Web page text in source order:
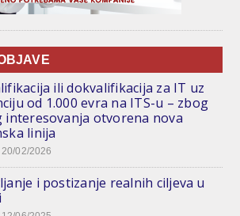
ili dokvalifikacija za IT uz
od 1.000 evra na ITS-u – zbog
interesovanja otvorena nova
linija
02/2026
i postizanje realnih ciljeva u